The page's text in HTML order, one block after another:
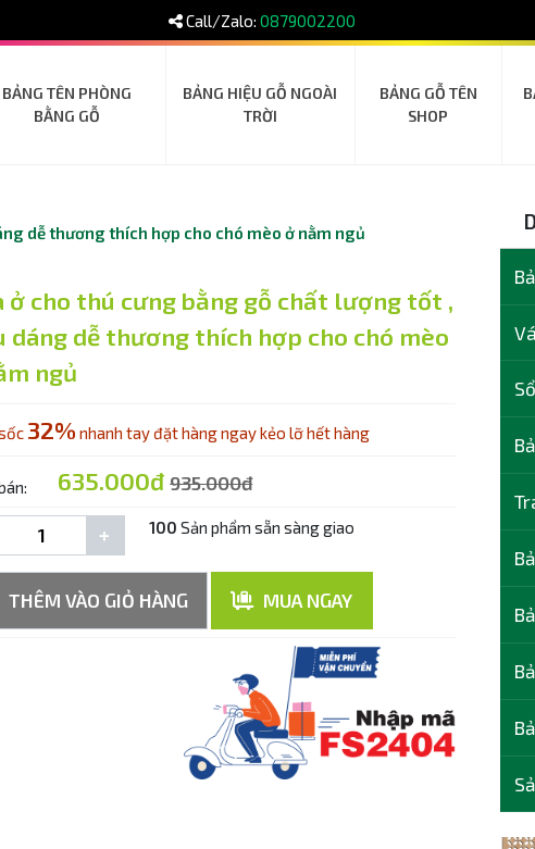
dễ thương thích hợp cho chó mèo ở nằm ngủ
ở cho thú cưng bằng gỗ chất lượng tốt ,
dáng dễ thương thích hợp cho chó mèo
ngủ
32% nhanh tay đặt hàng ngay kẻo lỡ hết hàng
635.000đ935.000đ
+ 100 Sản phẩm sẵn sàng giao
THÊM VÀO GIỎ HÀNG MUA NGAY
Call/Zalo:0879002200
BẢNG TÊN PHÒNG
BẰNG GỖ
BẢNG HIỆU GỖ NGOÀI
TRỜI
BẢNG GỖ TÊN
SHOP